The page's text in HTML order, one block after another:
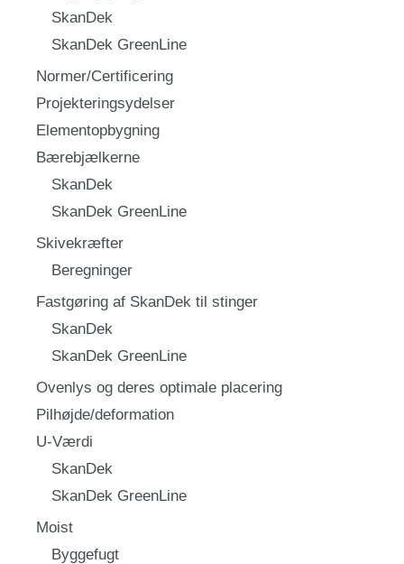
SkanDek
SkanDek GreenLine
Normer/Certificering
Projekteringsydelser
Elementopbygning
Bærebjælkerne
SkanDek
SkanDek GreenLine
Skivekræfter
Beregninger
Fastgøring af SkanDek til stinger
SkanDek
SkanDek GreenLine
Ovenlys og deres optimale placering
Pilhøjde/deformation
U-Værdi
SkanDek
SkanDek GreenLine
Moist
Byggefugt